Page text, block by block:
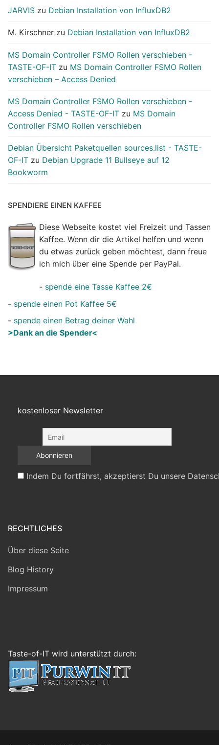
JARVIS zu Debian Installation von InfluxDB2
M. Kirschner zu Debian Installation von InfluxDB2
MS Domain Controller FSMO Rollen verschieben -
TASTE-OF-IT zu MS Domain Controller FSMO Rollen
verschieben – Access Denied
MS Domain Controller FSMO Rollen verschieben -
Access Denied - TASTE-OF-IT zu MS Domain
Controller FSMO Rollen verschieben
Debian Übersicht Paketquellen sources.list - TASTE-
OF-IT zu Debian Upgrade 11 Bullseye auf 12
Bookworm
SPENDIERE EINEN KAFFEE
Diese Webseite kostet viel Freizeit und Tassen
Kaffee. Wenn dir die Artikel helfen und wenn
du etwas zurück geben möchtest, dann freue
ich mich über eine Spende per PayPal.
- spende eine Tasse Kaffee 2€
- spende einen Pot Kaffee 5€
- spende einen Betrag deiner Wahl
>Dank an die Spender<
kostenloser Newsletter
Indem Du fortfährst, akzeptierst Du unsere
RECHTLICHES
Über diese Seite
Blog History
Impressum
Taste-of-IT wird unterstützt durch: